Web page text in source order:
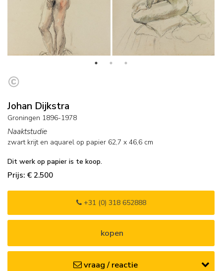
Johan Dijkstra
Groningen 1896-1978
Naaktstudie
zwart krijt en aquarel op papier 62,7 x 46,6 cm
Dit werk op papier is te koop.
Prijs: € 2.500
+31 (0) 318 652888
kopen
vraag / reactie